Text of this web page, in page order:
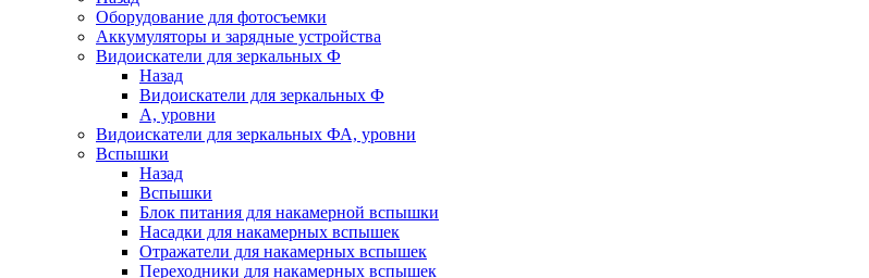
Оборудование для фотосъемки
Аккумуляторы и зарядные устройства
Видоискатели для зеркальных Ф
Назад
Видоискатели для зеркальных Ф
А, уровни
Видоискатели для зеркальных ФА, уровни
Вспышки
Назад
Вспышки
Блок питания для накамерной вспышки
Насадки для накамерных вспышек
Отражатели для накамерных вспышек
Переходники для накамерных вспышек